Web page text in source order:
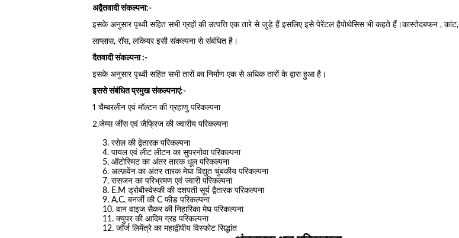
अद्वैतवादी संकल्पना:-
इसके अनुसार पृथ्वी सहित सभी ग्रहों की उत्पत्ति एक तारे से जुड़े हैं इसलिए इसे पेरेंटल हैपोथेसिस भी कहते हैं।कास्तेदबफन , कांट,
लाप्लास, रॉस, लकियर इसी संकल्पना से संबंधित है।
दैतवादी संकल्पना :-
इसके अनुसार पृथ्वी सहित सभी तारों का निर्माण एक से अधिक तारों के द्वारा हुआ है।
इससे संबंधित प्रमुख संकल्पनाएं:-
1 चैम्बरलीन एवं मॉल्टन की ग्रहाणु परिकल्पना
2.जेम्स जींस एवं जैफ्रिज की ज्वारीय परिकल्पना
रसेल की द्वेतारक परिकल्पना
पायल एवं लीट लीटन का सुपरनोवा परिकल्पना
ऑटोस्मिट का अंतर तारक धूल परिकल्पना
अल्फ़वेंन का अंतर तारक मेघा विद्युत चुंबकीय परिकल्पना
रासजन का परिभ्रमण एवं ज्वारी परिकल्पना
E.M ड्रोबीस्वेस्की की दशपती सूर्य द्वैतारक परिकल्पना
A.C. बनर्जी की C फीड परिकल्पना
वान वाइज सैकर की निहारिका मेघ परिकल्पना
क्युपर की आदिम ग्रह परिकल्पना
जॉर्ज लिमेंत्रे का महाद्वीपीय विस्फोट सिद्धांत